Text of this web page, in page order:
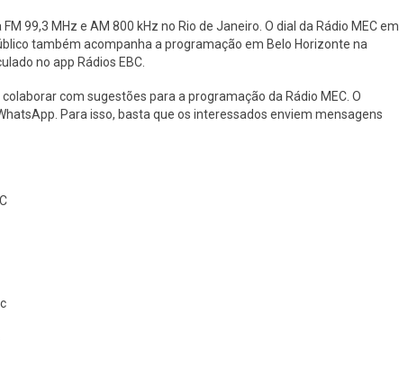
99,3 MHz e AM 800 kHz no Rio de Janeiro. O dial da Rádio MEC em
também acompanha a programação em Belo Horizonte na
no app Rádios EBC.
com sugestões para a programação da Rádio MEC. O
Para isso, basta que os interessados enviem mensagens